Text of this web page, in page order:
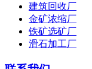
建筑回收厂
金矿浓缩厂
铁矿选矿厂
滑石加工厂